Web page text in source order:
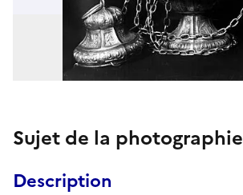
Sujet de la photographie
Description